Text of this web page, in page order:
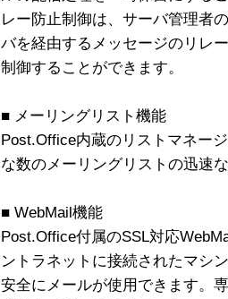
レー防止制御は、サーバ管理者
バを経由するメッセージのリレ
制御することができます。
■ メーリングリスト機能
Post.Office内蔵のリストマネー
な数のメーリングリストの迅速
■ WebMail機能
Post.Office付属のSSL対応
ントラネットに接続されたマシ
安全にメールが使用できます。